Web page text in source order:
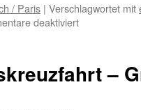
/ Paris | Verschlagwortet mit
deaktiviertfür
Tipp
–